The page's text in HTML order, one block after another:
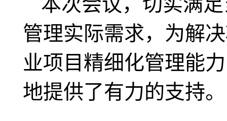
管理实际需求，为解
业项目精细化管理能
地提供了有力的支持。